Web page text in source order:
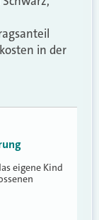
in der
eigene Kind